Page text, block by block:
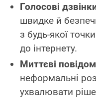
Голосові
швидке й
з будь-якої
до інтернету.
Миттєві
неформальні
ухвалювати